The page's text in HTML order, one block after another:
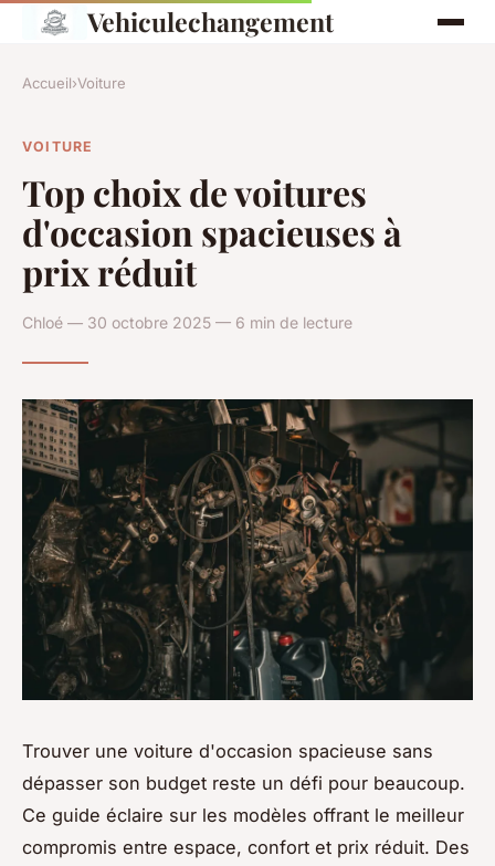
Vehiculechangement
Accueil›Voiture
VOITURE
Top choix de voitures
d'occasion spacieuses à
prix réduit
Chloé — 30 octobre 2025 — 6 min de lecture
Trouver une voiture d'occasion spacieuse sans
dépasser son budget reste un défi pour beaucoup.
Ce guide éclaire sur les modèles offrant le meilleur
compromis entre espace, confort et prix réduit. Des